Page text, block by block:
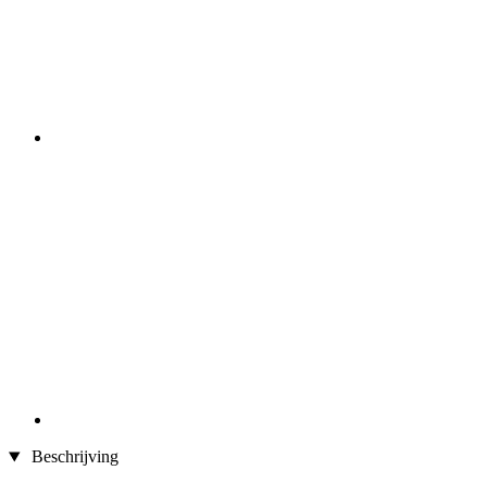
Beschrijving